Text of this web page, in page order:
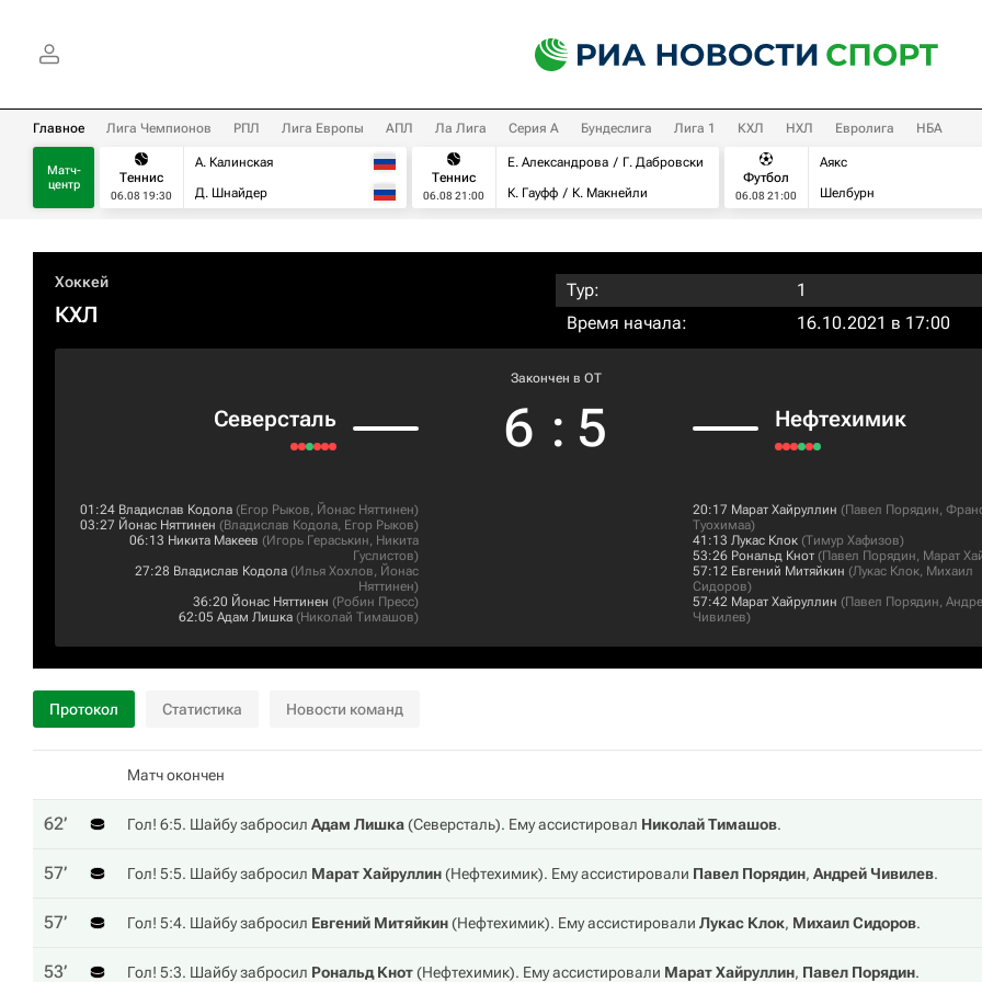
Главное Лига Чемпионов РПЛ Лига Европы АПЛ Ла Лига Серия А Бундеслига Лига 1 КХЛ НХЛ Евролига НБА
Матч-
центр
Теннис
06.08 19:30
А. Калинская
Д. Шнайдер
Теннис
06.08 21:00
Е. Александрова
Г. Дабровски
К. Гауфф
К. Макнейли
Футбол
06.08 21:00
Аякс
Шелбурн
Хоккей
КХЛ
Тур:
1
Время начала:
16.10.2021 в 17:00
Северсталь
Закончен в OT
6 : 5 Нефтехимик
01:24 Владислав Кодола (Егор Рыков, Йонас Няттинен)
03:27 Йонас Няттинен (Владислав Кодола, Егор Рыков)
06:13 Никита Макеев (Игорь Гераськин, Никита
Гуслистов)
27:28 Владислав Кодола (Илья Хохлов, Йонас
Няттинен)
36:20 Йонас Няттинен (Робин Пресс)
62:05 Адам Лишка (Николай Тимашов)
20:17 Марат Хайруллин (Павел Порядин,
Туохимаа)
41:13 Лукас Клок (Тимур Хафизов)
53:26 Рональд Кнот (Павел Порядин, Марат
57:12 Евгений Митяйкин (Лукас Клок, Михаил
Сидоров)
57:42 Марат Хайруллин (Павел Порядин,
Чивилев)
Протокол Статистика Новости команд
Матч окончен
62‎’‎ Гол! 6:5. Шайбу забросил Адам Лишка(Северсталь). Ему ассистировал Николай Тимашов.
57‎’‎ Гол! 5:5. Шайбу забросил Марат Хайруллин(Нефтехимик). Ему ассистировали Павел Порядин, Андрей Чивилев.
57‎’‎ Гол! 5:4. Шайбу забросил Евгений Митяйкин(Нефтехимик). Ему ассистировали Лукас Клок, Михаил Сидоров.
53‎’‎ Гол! 5:3. Шайбу забросил Рональд Кнот(Нефтехимик). Ему ассистировали Марат Хайруллин, Павел Порядин.